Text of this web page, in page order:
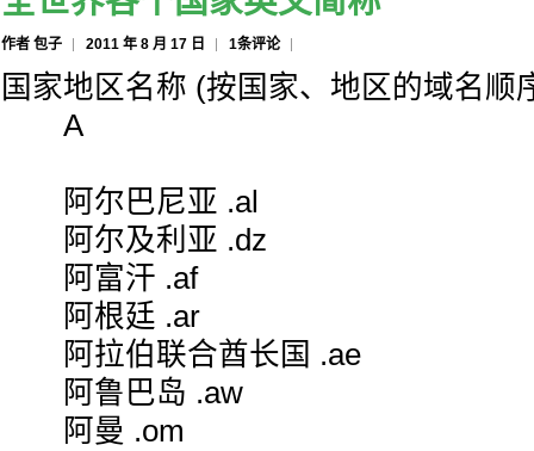
作者 包子 2011 年 8 月 17 日 1条评论
国家地区名称 (按国家、地区的域名顺
A
阿尔巴尼亚 .al
阿尔及利亚 .dz
阿富汗 .af
阿根廷 .ar
阿拉伯联合酋长国 .ae
阿鲁巴岛 .aw
阿曼 .om